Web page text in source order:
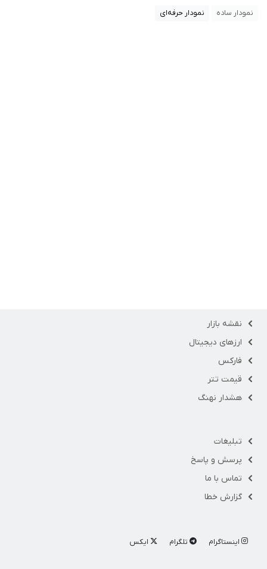
نمودار ساده نمودار حرفه‌ای
نقشه بازار
ارزهای دیجیتال
فارکس
قیمت تتر
هشدار نهنگ
تبلیغات
پرسش و پاسخ
تماس با ما
گزارش خطا
اینستاگرام تلگرام ایکس